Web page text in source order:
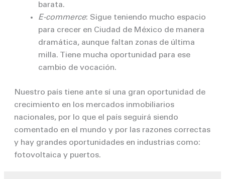
barata.
E-commerce: Sigue teniendo mucho espacio
para crecer en Ciudad de México de manera
dramática, aunque faltan zonas de última
milla. Tiene mucha oportunidad para ese
cambio de vocación.
Nuestro país tiene ante sí una gran oportunidad de
crecimiento en los mercados inmobiliarios
nacionales, por lo que el país seguirá siendo
comentado en el mundo y por las razones correctas
y hay grandes oportunidades en industrias como:
fotovoltaica y puertos.